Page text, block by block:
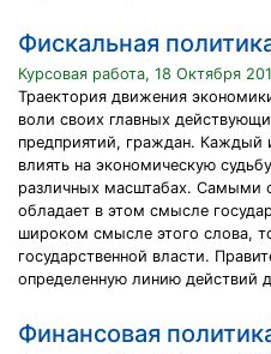
Фискальная
Курсовая работа, 18 Октября
Траектория движения
воли своих главных
предприятий, граждан. Каждый
влиять на экономическую
различных масштабах.
обладает в этом смысле
широком смысле этого слова,
государственной власти.
определенную линию действий
Финансовая